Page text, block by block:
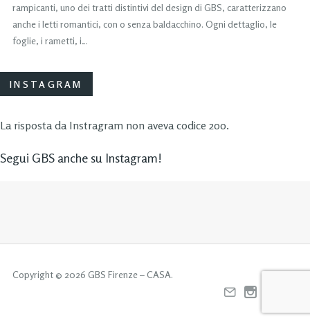
rampicanti, uno dei tratti distintivi del design di GBS, caratterizzano
anche i letti romantici, con o senza baldacchino. Ogni dettaglio, le
foglie, i rametti, i…
INSTAGRAM
La risposta da Instragram non aveva codice 200.
Segui GBS anche su Instagram!
Copyright © 2026 GBS Firenze – CASA.